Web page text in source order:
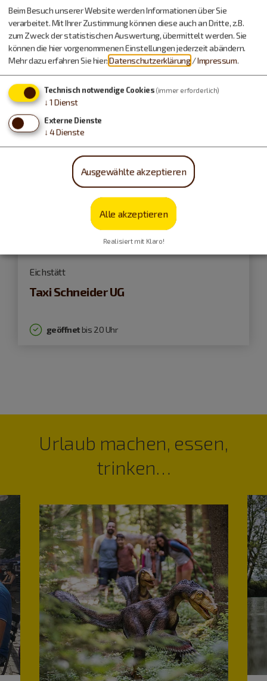
Taxi Ebert
Eichstätt
Taxi Schneider UG
geöffnetbis 20 Uhr
Urlaub machen, essen,
trinken…
Beim Besuch unserer Website werden Informationen über Sie
verarbeitet. Mit Ihrer Zustimmung können diese auch an Dritte, z.B.
zum Zweck der statistischen Auswertung, übermittelt werden. Sie
können die hier vorgenommenen Einstellungen jederzeit abändern.
Mehr dazu erfahren Sie hier:Datenschutzerklärung /Impressum.
Technisch notwendige Cookies (immer erforderlich)
↓ 1 Dienst
Externe Dienste
↓ 4Dienste
Ausgewählte akzeptieren
Alle akzeptieren
Realisiert mit Klaro!